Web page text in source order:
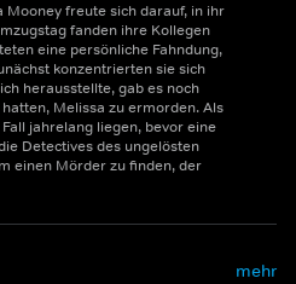
freute sich darauf, in ihr
fanden ihre Kollegen
eine persönliche Fahndung,
konzentrierten sie sich
herausstellte, gab es noch
Melissa zu ermorden. Als
jahrelang liegen, bevor eine
Detectives des ungelösten
einen Mörder zu finden, der
mehr